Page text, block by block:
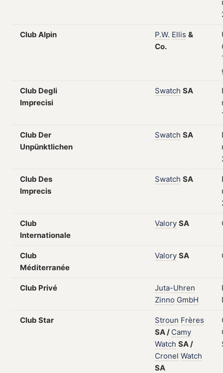
Club Alpin P.W. Ellis &
Co.
Club Degli
Imprecisi
Swatch SA
Club Der
Unpünktlichen
Swatch SA
Club Des
Imprecis
Swatch SA
Club
Internationale
Valory SA
Club
Méditerranée
Valory SA
Club Privé
Juta-Uhren
Zinno GmbH
Club Star Stroun Frères
SA/ Camy
Watch SA/
Cronel Watch
SA